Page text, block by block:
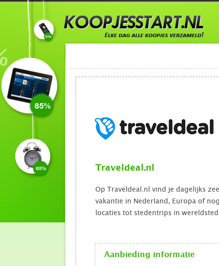
Traveldeal.nl
Op Traveldeal.nl vind je dagelijks
vakantie in Nederland, Europa of
locaties tot stedentrips in
Aanbieding informatie